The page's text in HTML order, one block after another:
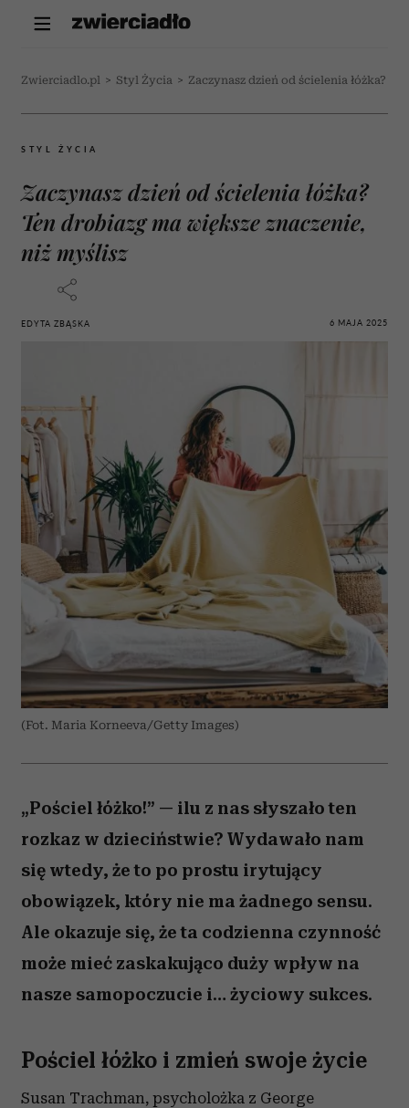
Zwierciadlo.pl > Styl Życia > Zaczynasz dzień od ścielenia łóżka?
STYL ŻYCIA
Zaczynasz dzień od ścielenia łóżka?
Ten drobiazg ma większe znaczenie,
niż myślisz
EDYTA ZBĄSKA 6 MAJA 2025
(Fot. Maria Korneeva/Getty Images)
„Pościel łóżko!” — ilu z nas słyszało ten
rozkaz w dzieciństwie? Wydawało nam
się wtedy, że to po prostu irytujący
obowiązek, który nie ma żadnego sensu.
Ale okazuje się, że ta codzienna czynność
może mieć zaskakująco duży wpływ na
nasze samopoczucie i… życiowy sukces.
Pościel łóżko i zmień swoje życie
Susan Trachman, psycholożka z George